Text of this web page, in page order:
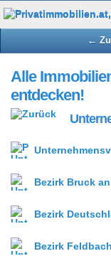
←
Alle
entdecken!
Bezirk Bruck
Bezirk
Bezirk Feldbach